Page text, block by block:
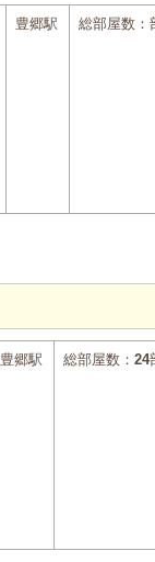
豊郷駅 総部屋数：
豊郷駅 総部屋数： 24